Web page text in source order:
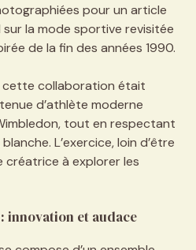
pour un article
la mode sportive revisitée
de la fin des années 1990.
cette collaboration était
d’athlète moderne
tout en respectant
L’exercice, loin d’être
créatrice à explorer les
innovation et audace